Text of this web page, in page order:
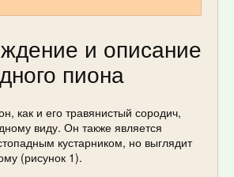
и описание
пиона
как и его травянистый сородич,
виду. Он также является
кустарником, но выглядит
(рисунок 1).